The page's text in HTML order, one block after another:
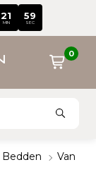
21
MIN
58
SEC
0
Bedden
Van